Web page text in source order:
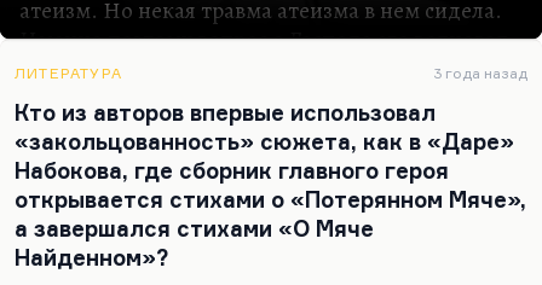
атеизм. Но некая травма атеизма в нем сидела.
Именно поэтому вопрос о Господе его волновал
так насущно, именно поэтому он писал все
время религиозные трактаты, статьи, очерки.
Именно поэтому он написал «Янки при дворе
короля Артура» – самое свое религиозное
произведение, первый попаданческий роман.
Роман, в котором он разбирается с проблемами
Средневековья. В нем есть одна ключевая
проблема. То есть у Твена есть несколько
ЛИТЕРАТУРА 3 года назад
Кто из авторов впервые использовал
«закольцованность» сюжета, как в «Даре»
Набокова, где сборник главного героя
открывается стихами о «Потерянном Мяче»,
а завершался стихами «О Мяче
Найденном»?